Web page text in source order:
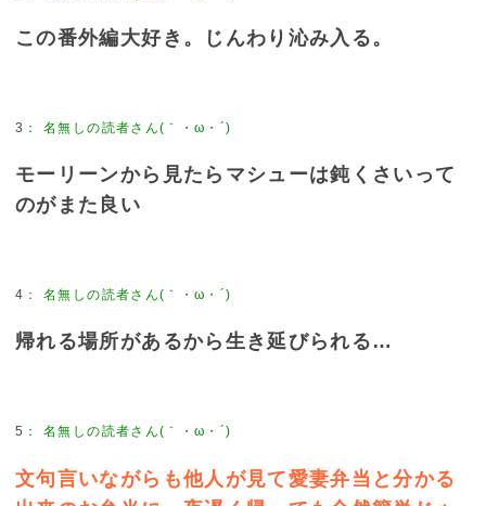
この番外編大好き。じんわり沁み入る。
3 ：名無しの読者さん(｀・ω・´)
モーリーンから見たらマシューは鈍くさいって
のがまた良い
4 ：名無しの読者さん(｀・ω・´)
帰れる場所があるから生き延びられる…
5 ：名無しの読者さん(｀・ω・´)
文句言いながらも他人が見て愛妻弁当と分かる